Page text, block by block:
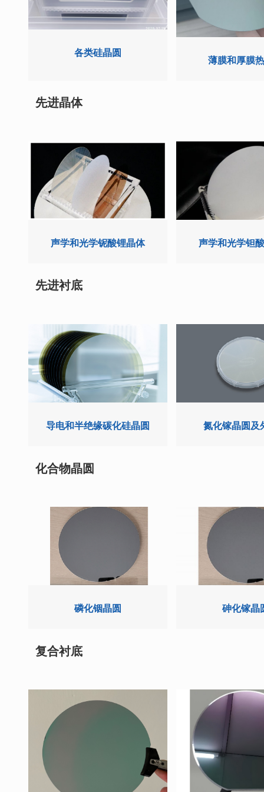
各类硅晶圆
薄膜和厚膜
先进晶体
声学和光学铌酸锂晶体 声学和光学钽
先进衬底
导电和半绝缘碳化硅晶圆 氮化镓晶圆及
化合物晶圆
磷化铟晶圆 砷化镓晶
复合衬底